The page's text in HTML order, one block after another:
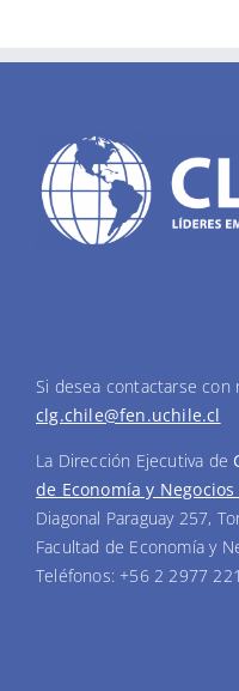
Si desea contactarse con
clg.chile@fen.uchile.cl
La Dirección Ejecutiva de
de Economía y
Diagonal Paraguay 257,
Facultad de Economía y
Teléfonos: +56 2 2977